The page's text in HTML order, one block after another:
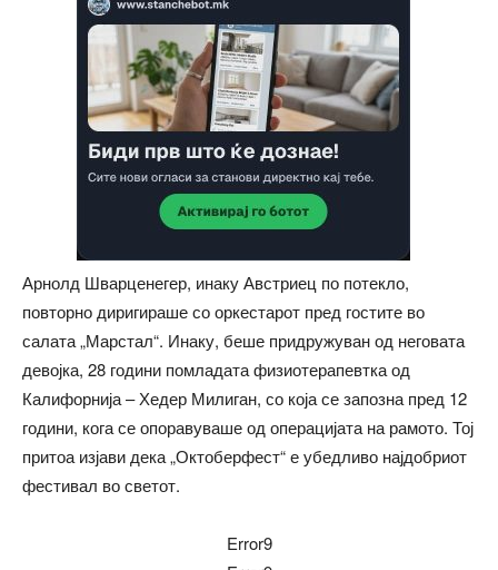
Арнолд Шварценегер, инаку Австриец по потекло,
повторно диригираше со оркестарот пред гостите во
салата „Марстал“. Инаку, беше придружуван од неговата
девојка, 28 години помладата физиотерапевтка од
Калифорнија – Хедер Милиган, со која се запозна пред 12
години, кога се опоравуваше од операцијата на рамото. Тој
притоа изјави дека „Октоберфест“ е убедливо најдобриот
фестивал во светот.
Error9